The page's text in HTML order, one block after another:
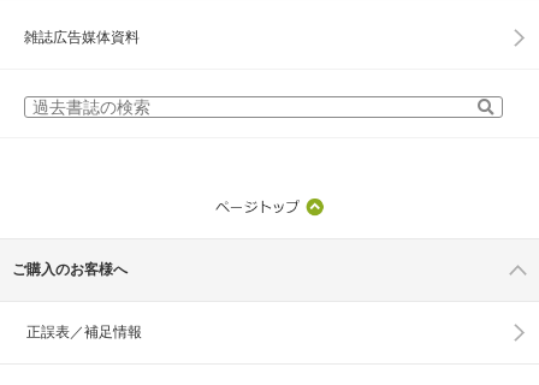
雑誌広告媒体資料
ご購入のお客様へ
正誤表／補足情報